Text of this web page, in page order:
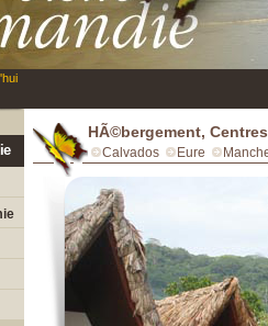
HÃ©bergement,
Calvados Eure